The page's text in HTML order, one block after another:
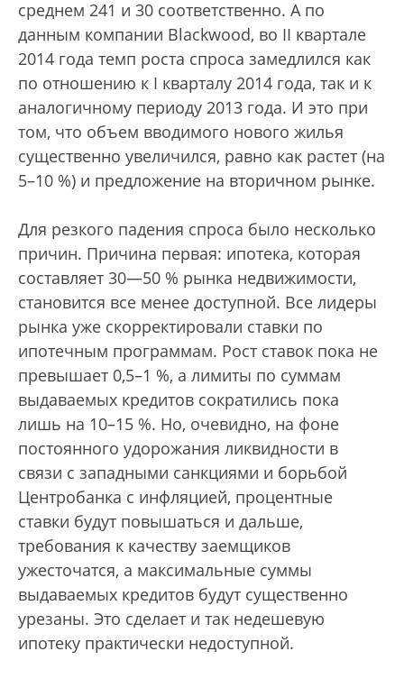
среднем 241 и 30 соответственно. А по
данным компании Blackwood, во II квартале
2014 года темп роста спроса замедлился как
по отношению к I кварталу 2014 года, так и к
аналогичному периоду 2013 года. И это при
том, что объем вводимого нового жилья
существенно увеличился, равно как растет (на
5–10 %) и предложение на вторичном рынке.
Для резкого падения спроса было несколько
причин. Причина первая: ипотека, которая
составляет 30—50 % рынка недвижимости,
становится все менее доступной. Все лидеры
рынка уже скорректировали ставки по
ипотечным программам. Рост ставок пока не
превышает 0,5–1 %, а лимиты по суммам
выдаваемых кредитов сократились пока
лишь на 10–15 %. Но, очевидно, на фоне
постоянного удорожания ликвидности в
связи с западными санкциями и борьбой
Центробанка с инфляцией, процентные
ставки будут повышаться и дальше,
требования к качеству заемщиков
ужесточатся, а максимальные суммы
выдаваемых кредитов будут существенно
урезаны. Это сделает и так недешевую
ипотеку практически недоступной.